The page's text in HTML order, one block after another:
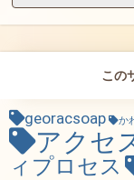
この
georacsoap か
アクセ
ィプロセス